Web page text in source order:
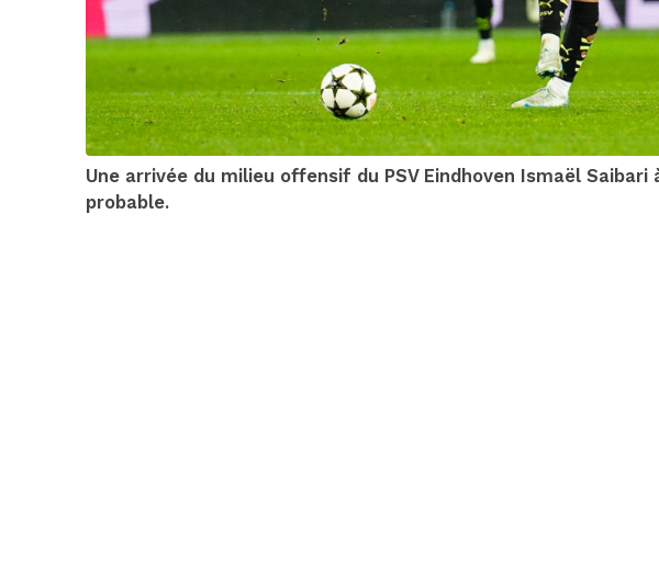
Une arrivée du milieu offensif du PSV Eindhoven Ismaël Saibari
probable.